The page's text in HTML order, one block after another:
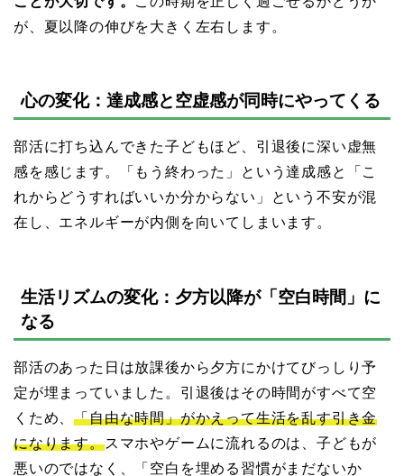
が、夏以降の伸びを大きく左右します。
心の変化：達成感と空虚感が同時にやってくる
部活に打ち込んできた子どもほど、引退後に深い虚無
感を感じます。「もう終わった」という達成感と「こ
れからどうすればいいか分からない」という不安が混
在し、エネルギーが内側を向いてしまいます。
生活リズムの変化：夕方以降が「空白時間」に
なる
部活のあった日は放課後から夕方にかけてびっしり予
定が埋まっていました。引退後はその時間がすべて空
くため、「自由な時間」がかえって生活を乱す引き金
になります。スマホやゲームに流れるのは、子どもが
悪いのではなく、「空白を埋める習慣がまだないか